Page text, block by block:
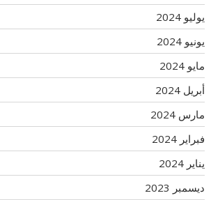
يوليو 2024
يونيو 2024
مايو 2024
أبريل 2024
مارس 2024
فبراير 2024
يناير 2024
ديسمبر 2023